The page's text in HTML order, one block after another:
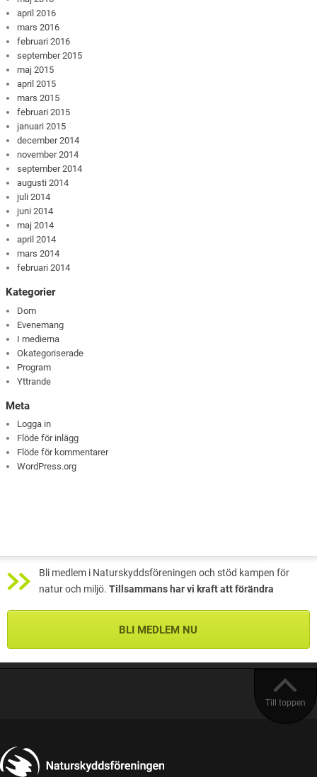
april 2016
mars 2016
februari 2016
september 2015
maj 2015
april 2015
mars 2015
februari 2015
januari 2015
december 2014
november 2014
september 2014
augusti 2014
juli 2014
juni 2014
maj 2014
april 2014
mars 2014
februari 2014
Kategorier
Dom
Evenemang
I medierna
Okategoriserade
Program
Yttrande
Meta
Logga in
Flöde för inlägg
Flöde för kommentarer
WordPress.org
Bli medlem i Naturskyddsföreningen och stöd kampen för
natur och miljö. Tillsammans har vi kraft att förändra
BLI MEDLEM NU
Till toppen